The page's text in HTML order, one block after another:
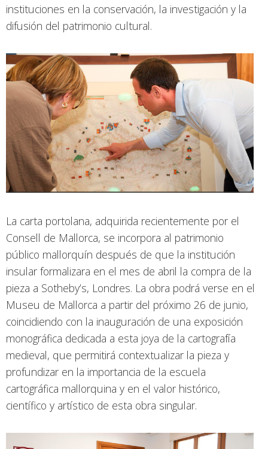
instituciones en la conservación, la investigación y la
difusión del patrimonio cultural.
La carta portolana, adquirida recientemente por el
Consell de Mallorca, se incorpora al patrimonio
público mallorquín después de que la institución
insular formalizara en el mes de abril la compra de la
pieza a Sotheby’s, Londres. La obra podrá verse en el
Museu de Mallorca a partir del próximo 26 de junio,
coincidiendo con la inauguración de una exposición
monográfica dedicada a esta joya de la cartografía
medieval, que permitirá contextualizar la pieza y
profundizar en la importancia de la escuela
cartográfica mallorquina y en el valor histórico,
científico y artístico de esta obra singular.